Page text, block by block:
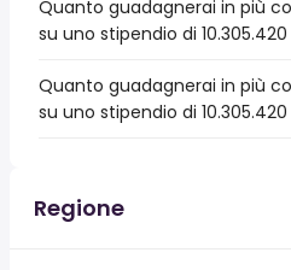
Quanto guadagnerai in più
su uno stipendio di
Quanto guadagnerai in più
su uno stipendio di
Regione